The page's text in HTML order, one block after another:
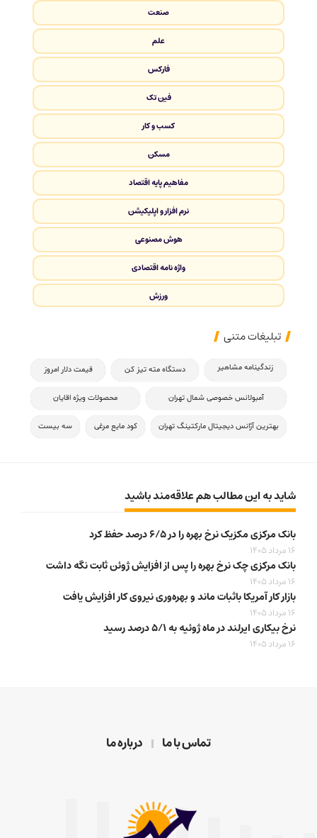
صنعت
علم
فارکس
فین تک
کسب و کار
مسکن
مفاهیم پایه اقتصاد
نرم افزار و اپلیکیشن
هوش مصنوعی
واژه نامه اقتصادی
ورزش
تبلیغات متنی
زندگینامه مشاهیر دستگاه مته تیز کن قیمت دلار امروز
آمبولانس خصوصی شمال تهران محصولات ویژه اقایان
بهترین آژانس دیجیتال مارکتینگ تهران کود مایع مرغی سه بیست
شاید به این مطالب هم علاقه‌مند باشید
بانک مرکزی مکزیک نرخ بهره را در ۶/۵ درصد حفظ کرد
16 مرداد 1405
بانک مرکزی چک نرخ بهره را پس از افزایش ژوئن ثابت نگه داشت
16 مرداد 1405
بازار کار آمریکا باثبات ماند و بهره‌وری نیروی کار افزایش یافت
16 مرداد 1405
نرخ بیکاری ایرلند در ماه ژوئیه به ۵/۱ درصد رسید
16 مرداد 1405
تماس با ما درباره ما